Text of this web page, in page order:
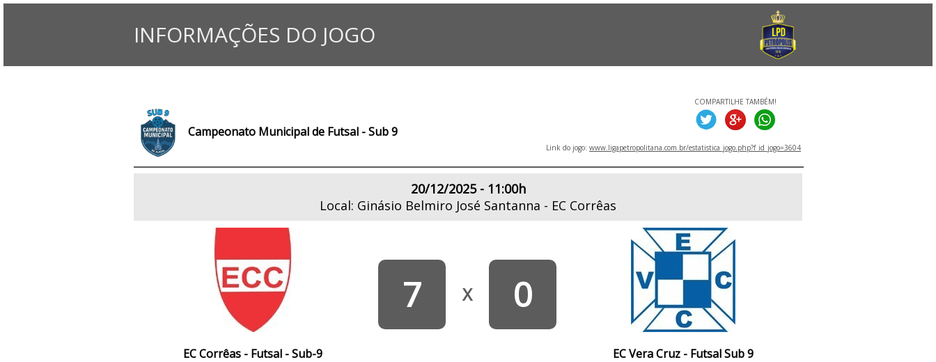
INFORMAÇÕES DO JOGO
Campeonato Municipal de Futsal - Sub 9
COMPARTILHE TAMBÉM!
Link do jogo: www.ligapetropolitana.com.br/estatistica_jogo.php?f_id_jogo=3604
20/12/2025 - 11:00h
Local: Ginásio Belmiro José Santanna - EC Corrêas
EC Corrêas - Futsal - Sub-9
7 X 0
EC Vera Cruz - Futsal Sub 9